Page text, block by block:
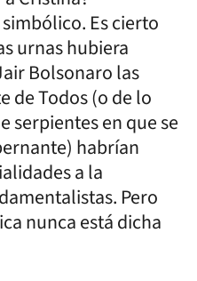
Es cierto
urnas hubiera
Bolsonaro las
de Todos (o de lo
serpientes en que se
habrían
a la
Pero
nunca está dicha